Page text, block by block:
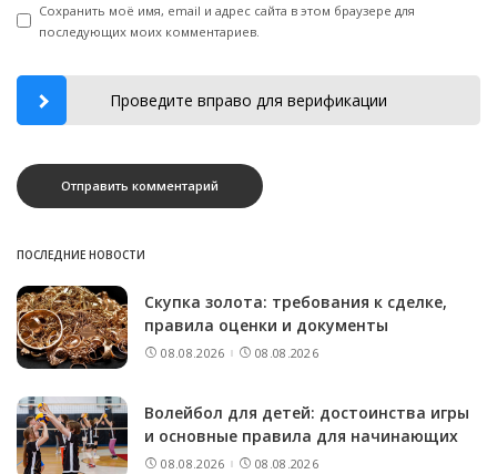
Сохранить моё имя, email и адрес сайта в этом браузере для
последующих моих комментариев.
Проведите вправо для верификации
ПОСЛЕДНИЕ НОВОСТИ
Скупка золота: требования к сделке,
правила оценки и документы
08.08.2026 08.08.2026
Волейбол для детей: достоинства игры
и основные правила для начинающих
08.08.2026 08.08.2026